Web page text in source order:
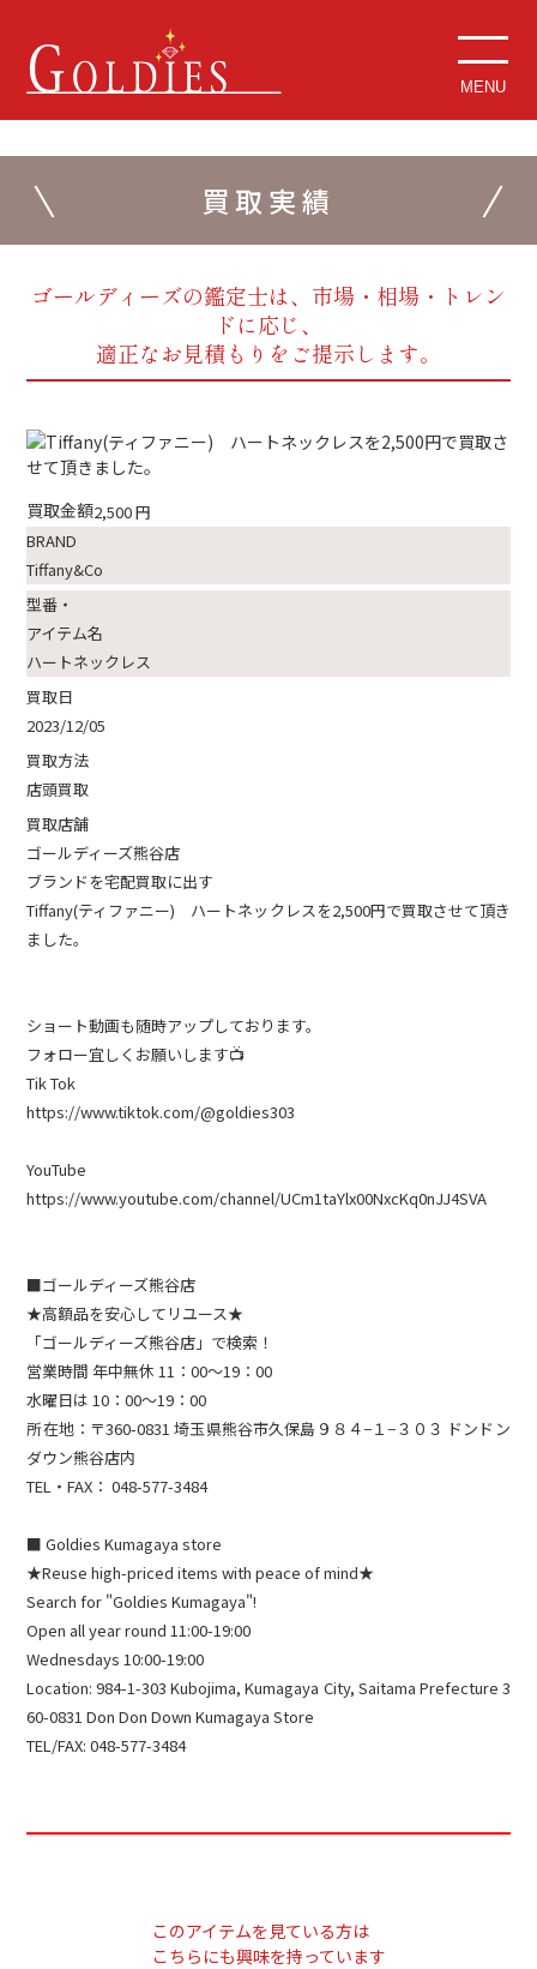
MENU
買取実績
ゴールディーズの鑑定士は、市場・相場・トレン
ドに応じ、
適正なお見積もりをご提示します。
買取金額2,500円
BRAND
Tiffany&Co
型番・
アイテム名
ハートネックレス
買取日
2023/12/05
買取方法
店頭買取
買取店舗
ゴールディーズ熊谷店
ブランドを宅配買取に出す
Tiffany(ティファニー) ハートネックレスを2,500円で買取させて頂き
ました。
ショート動画も随時アップしております。
フォロー宜しくお願いします📺
Tik Tok
https://www.tiktok.com/@goldies303
YouTube
https://www.youtube.com/channel/UCm1taYlx00NxcKq0nJJ4SVA
■ゴールディーズ熊谷店
★高額品を安心してリユース★
「ゴールディーズ熊谷店」で検索！
営業時間 年中無休 11：00～19：00
水曜日は 10：00～19：00
所在地：〒360-0831 埼玉県熊谷市久保島９８４−１−３０３ ドンドン
ダウン熊谷店内
TEL・FAX： 048-577-3484​
■ Goldies Kumagaya store
★Reuse high-priced items with peace of mind★
Search for "Goldies Kumagaya"!
Open all year round 11:00-19:00
Wednesdays 10:00-19:00
Location: 984-1-303 Kubojima, Kumagaya City, Saitama Prefecture 3
60-0831 Don Don Down Kumagaya Store
TEL/FAX: 048-577-3484
このアイテムを見ている方は
こちらにも興味を持っています